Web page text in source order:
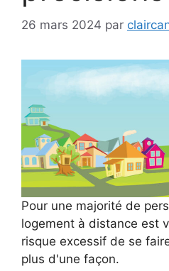
26 mars 2024 par
Pour une majorité de
logement à distance est
risque excessif de se
plus d'une façon.